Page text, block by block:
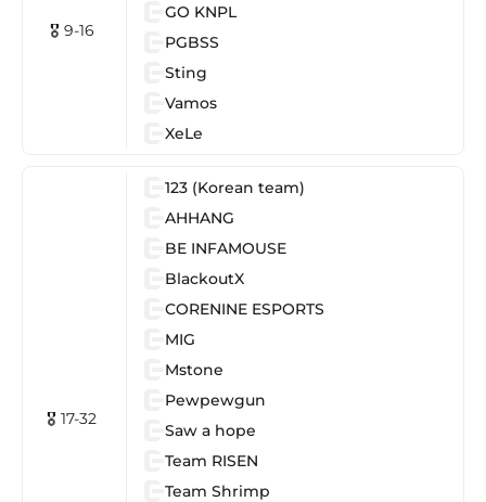
🎖 9-16
GO KNPL
PGBSS
Sting
Vamos
XeLe
🎖 17-32
123 (Korean team)
AHHANG
BE INFAMOUSE
BlackoutX
CORENINE ESPORTS
MIG
Mstone
Pewpewgun
Saw a hope
Team RISEN
Team Shrimp